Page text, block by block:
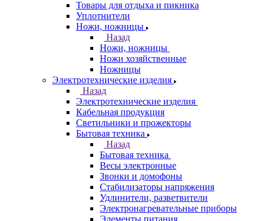
Товары для отдыха и пикника
Уплотнители
Ножи, ножницы
Назад
Ножи, ножницы
Ножи хозяйственные
Ножницы
Электротехнические изделия
Назад
Электротехнические изделия
Кабельная продукция
Светильники и прожекторы
Бытовая техника
Назад
Бытовая техника
Весы электронные
Звонки и домофоны
Стабилизаторы напряжения
Удлинители, разветвители
Электронагревательные приборы
Элементы питания